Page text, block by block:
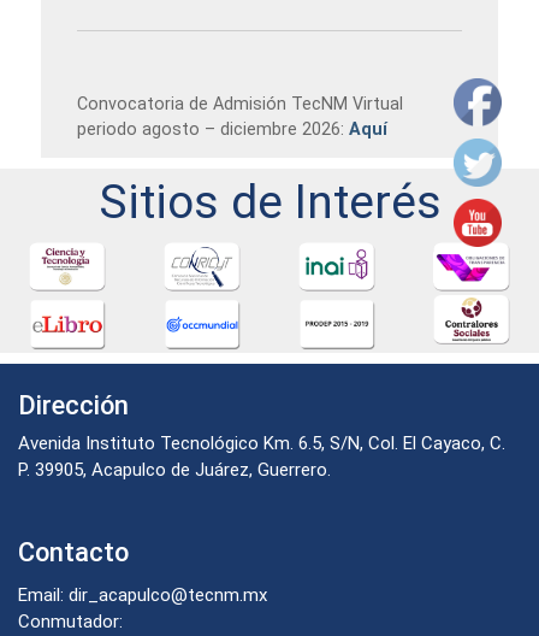
Convocatoria de Admisión TecNM Virtual
periodo agosto – diciembre 2026: Aquí
Sitios de Interés
Dirección
Avenida Instituto Tecnológico Km. 6.5, S/N, Col. El Cayaco, C.
P. 39905, Acapulco de Juárez, Guerrero.
Contacto
Email: dir_acapulco@tecnm.mx
Conmutador: